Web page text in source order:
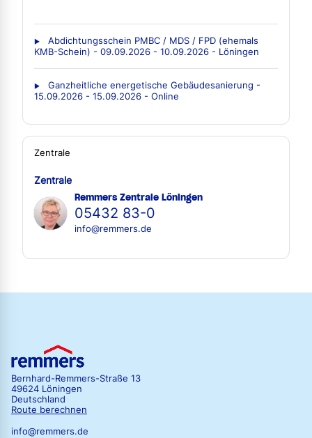
Abdichtungsschein PMBC / MDS / FPD (ehemals
KMB-Schein) - 09.09.2026 - 10.09.2026 - Löningen
Ganzheitliche energetische Gebäudesanierung -
15.09.2026 - 15.09.2026 - Online
Zentrale
Zentrale
Remmers Zentrale Löningen
05432 83-0
info@remmers.de
Bernhard-Remmers-Straße 13
49624 Löningen
Deutschland
Route berechnen
info@remmers.de